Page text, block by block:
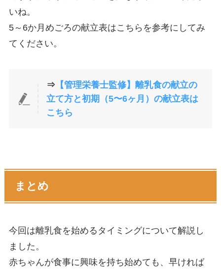
いね。
5～6か月めごろの献立表はこちらを参考にしてみ
てください。
⇒ 【管理栄養士監修】離乳食の献立の
立て方と初期（5〜6ヶ月）の献立表は
こちら
まとめ
今回は離乳食を始めるタイミングについて解説し
ました。
赤ちゃんが食事に興味を持ち始めても、早ければ